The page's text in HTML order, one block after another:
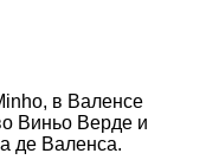
в Валенсе
Виньо Верде и
де Валенса.